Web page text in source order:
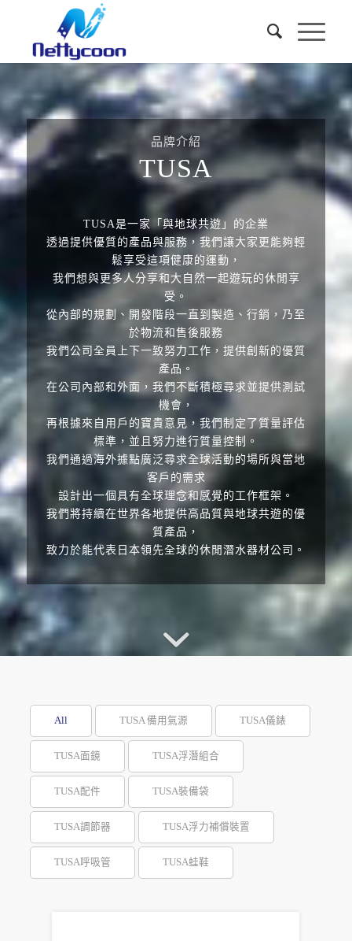
品牌介紹
TUSA
TUSA是一家「與地球共遊」的企業
透過提供優質的產品與服務，我們讓大家更能夠輕
鬆享受這項健康的運動，
我們想與更多人分享和大自然一起遊玩的休閒享
受。
從內部的規劃、開發階段一直到製造、行銷，乃至
於物流和售後服務
我們公司全員上下一致努力工作，提供創新的優質
產品。
在公司內部和外面，我們不斷積極尋求並提供測試
機會，
再根據來自用戶的寶貴意見，我們制定了質量評估
標準，並且努力進行質量控制。
我們通過海外據點廣泛尋求全球活動的場所與當地
客戶的需求
設計出一個具有全球理念和感覺的工作框架。
我們將持續在世界各地提供高品質與地球共遊的優
質產品，
致力於能代表日本領先全球的休閒潛水器材公司。
All TUSA 備用氣源 TUSA儀錶
TUSA面鏡 TUSA浮潛組合
TUSA配件 TUSA裝備袋
TUSA調節器 TUSA浮力補償裝置
TUSA呼吸管 TUSA蛙鞋